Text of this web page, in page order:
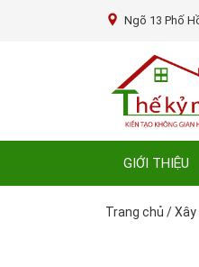
Ngõ 13 Phố
GIỚI THIỆU
Trang chủ /